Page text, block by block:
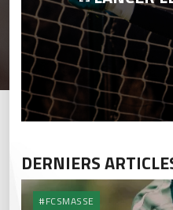
DERNIERS
#FCSMASSE